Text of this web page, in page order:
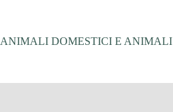
ANIMALI DOMESTICI E ANIMALI